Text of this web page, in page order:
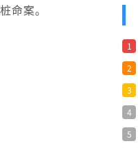
命案。
1
2
3
4
5